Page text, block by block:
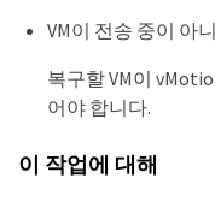
VM이 전송 중이 아
복구할 VM이
어야 합니다.
이 작업에 대해